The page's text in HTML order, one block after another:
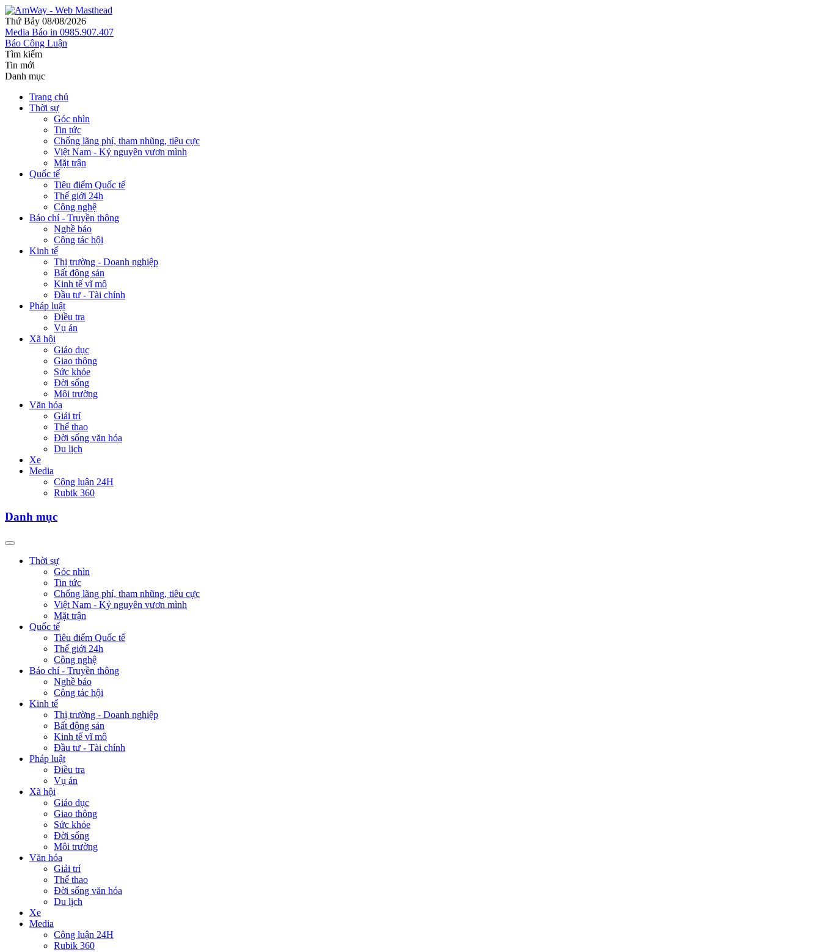
Thứ Bảy 08/08/2026
Media Báo in 0985.907.407
Báo Công Luận
Tìm kiếm
Tin mới
Danh mục
Trang chủ
Thời sự
Góc nhìn
Tin tức
Chống lãng phí, tham nhũng, tiêu cực
Việt Nam - Kỷ nguyên vươn mình
Mặt trận
Quốc tế
Tiêu điểm Quốc tế
Thế giới 24h
Công nghệ
Báo chí - Truyền thông
Nghề báo
Công tác hội
Kinh tế
Thị trường - Doanh nghiệp
Bất động sản
Kinh tế vĩ mô
Đầu tư - Tài chính
Pháp luật
Điều tra
Vụ án
Xã hội
Giáo dục
Giao thông
Sức khỏe
Đời sống
Môi trường
Văn hóa
Giải trí
Thể thao
Đời sống văn hóa
Du lịch
Xe
Media
Công luận 24H
Rubik 360
Danh mục
Thời sự
Góc nhìn
Tin tức
Chống lãng phí, tham nhũng, tiêu cực
Việt Nam - Kỷ nguyên vươn mình
Mặt trận
Quốc tế
Tiêu điểm Quốc tế
Thế giới 24h
Công nghệ
Báo chí - Truyền thông
Nghề báo
Công tác hội
Kinh tế
Thị trường - Doanh nghiệp
Bất động sản
Kinh tế vĩ mô
Đầu tư - Tài chính
Pháp luật
Điều tra
Vụ án
Xã hội
Giáo dục
Giao thông
Sức khỏe
Đời sống
Môi trường
Văn hóa
Giải trí
Thể thao
Đời sống văn hóa
Du lịch
Xe
Media
Công luận 24H
Rubik 360